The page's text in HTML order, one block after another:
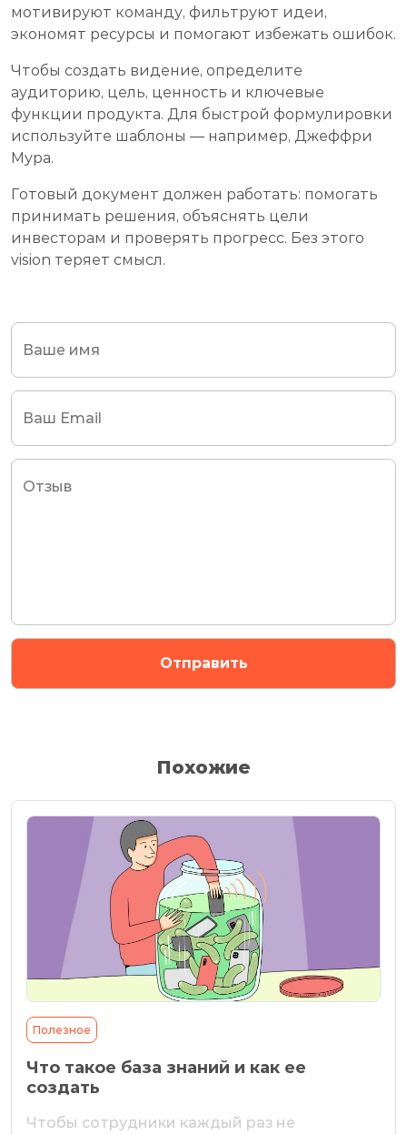
мотивируют команду, фильтруют идеи,
экономят ресурсы и помогают избежать ошибок.
Чтобы создать видение, определите
аудиторию, цель, ценность и ключевые
функции продукта. Для быстрой формулировки
используйте шаблоны — например, Джеффри
Мура.
Готовый документ должен работать: помогать
принимать решения, объяснять цели
инвесторам и проверять прогресс. Без этого
vision теряет смысл.
Похожие
Полезное
Что такое база знаний и как ее
создать
Чтобы сотрудники каждый раз не